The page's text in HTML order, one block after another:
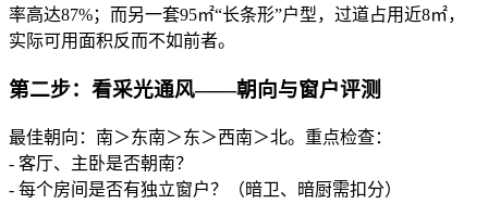
率高达87%；而另一套95㎡“长条形”户型，过道占用近8㎡，
实际可用面积反而不如前者。
第二步：看采光通风——朝向与窗户评测
最佳朝向：南＞东南＞东＞西南＞北。重点检查：
- 客厅、主卧是否朝南？
- 每个房间是否有独立窗户？（暗卫、暗厨需扣分）